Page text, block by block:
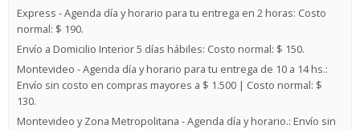
Express - Agenda día y horario para tu entrega en 2 horas: Costo
normal: $ 190.
Envío a Domicilio Interior 5 días hábiles: Costo normal: $ 150.
Montevideo - Agenda día y horario para tu entrega de 10 a 14 hs.:
Envío sin costo en compras mayores a $ 1.500 | Costo normal: $
130.
Montevideo y Zona Metropolitana - Agenda día y horario.: Envío sin